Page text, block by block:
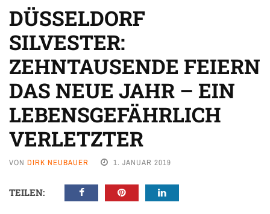
DÜSSELDORF
SILVESTER:
ZEHNTAUSENDE FEIERN
DAS NEUE JAHR – EIN
LEBENSGEFÄHRLICH
VERLETZTER
VON DIRK NEUBAUER 1. JANUAR 2019
TEILEN: